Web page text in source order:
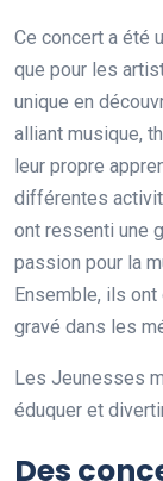
Ce concert a été
que pour les
unique en
alliant musique,
leur propre
différentes
ont ressenti une
passion pour la
Ensemble, ils
gravé dans les
Les Jeunesses
éduquer et
Des